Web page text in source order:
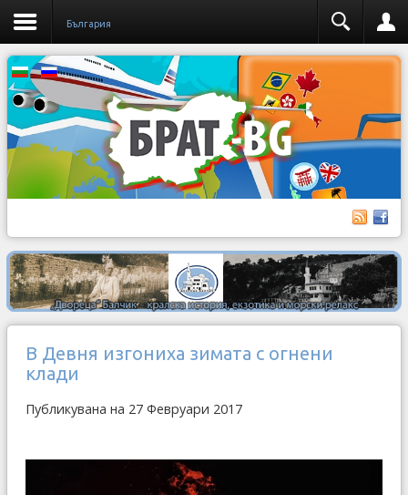
България
В Девня изгониха зимата с огнени
клади
Публикувана на 27 Февруари 2017